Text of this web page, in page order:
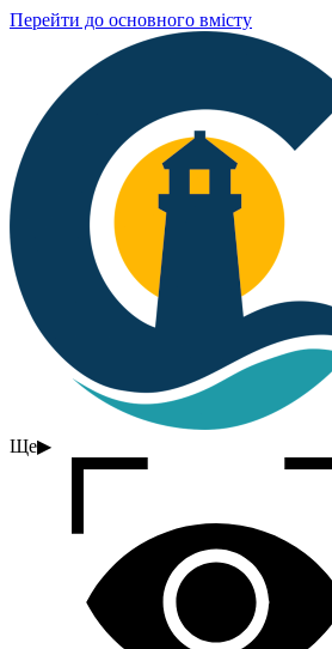
Перейти до основного вмісту
Ще▶